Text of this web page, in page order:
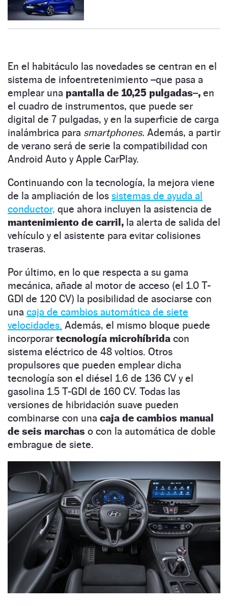
En el habitáculo las novedades se centran en el
sistema de infoentretenimiento –que pasa a
emplear una pantalla de 10,25 pulgadas–, en
el cuadro de instrumentos, que puede ser
digital de 7 pulgadas, y en la superficie de carga
inalámbrica para smartphones. Además, a partir
de verano será de serie la compatibilidad con
Android Auto y Apple CarPlay.
Continuando con la tecnología, la mejora viene
de la ampliación de los sistemas de ayuda al
conductor, que ahora incluyen la asistencia de
mantenimiento de carril, la alerta de salida del
vehículo y el asistente para evitar colisiones
traseras.
Por último, en lo que respecta a su gama
mecánica, añade al motor de acceso (el 1.0 T-
GDI de 120 CV) la posibilidad de asociarse con
una caja de cambios automática de siete
velocidades. Además, el mismo bloque puede
incorporar tecnología microhíbrida con
sistema eléctrico de 48 voltios. Otros
propulsores que pueden emplear dicha
tecnología son el diésel 1.6 de 136 CV y el
gasolina 1.5 T-GDI de 160 CV. Todas las
versiones de hibridación suave pueden
combinarse con una caja de cambios manual
de seis marchas o con la automática de doble
embrague de siete.